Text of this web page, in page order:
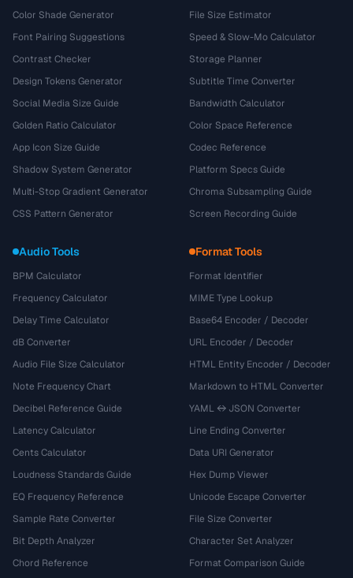
Color Shade Generator
Font Pairing Suggestions
Contrast Checker
Design Tokens Generator
Social Media Size Guide
Golden Ratio Calculator
App Icon Size Guide
Shadow System Generator
Multi-Stop Gradient Generator
CSS Pattern Generator
File Size Estimator
Speed & Slow-Mo Calculator
Storage Planner
Subtitle Time Converter
Bandwidth Calculator
Color Space Reference
Codec Reference
Platform Specs Guide
Chroma Subsampling Guide
Screen Recording Guide
Audio Tools
BPM Calculator
Frequency Calculator
Delay Time Calculator
dB Converter
Audio File Size Calculator
Note Frequency Chart
Decibel Reference Guide
Latency Calculator
Cents Calculator
Loudness Standards Guide
EQ Frequency Reference
Sample Rate Converter
Bit Depth Analyzer
Chord Reference
Format Tools
Format Identifier
MIME Type Lookup
Base64 Encoder / Decoder
URL Encoder / Decoder
HTML Entity Encoder / Decoder
Markdown to HTML Converter
YAML ↔ JSON Converter
Line Ending Converter
Data URI Generator
Hex Dump Viewer
Unicode Escape Converter
File Size Converter
Character Set Analyzer
Format Comparison Guide